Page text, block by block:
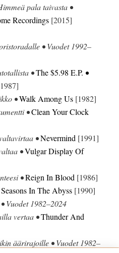
pala taivasta •
Recordings [2015]
• Vuodet 1992–
•The $5.98 E.P. •
•Walk Among Us [1982]
•Clean Your Clock
•Nevermind [1991]
•Vulgar Display Of
•Reign In Blood [1986]
Seasons In The Abyss [1990]
Vuodet 1982–2024
vertaa •Thunder And
äärirajoille • Vuodet 1982–